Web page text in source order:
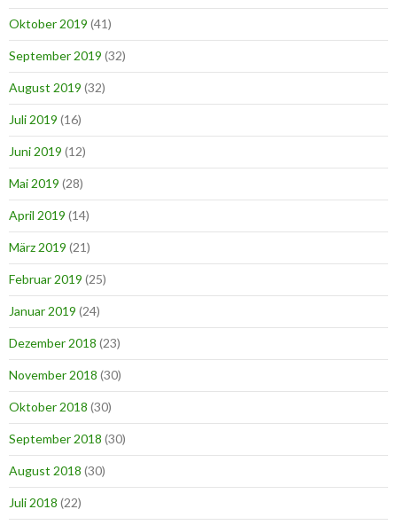
Oktober 2019 (41)
September 2019 (32)
August 2019 (32)
Juli 2019 (16)
Juni 2019 (12)
Mai 2019 (28)
April 2019 (14)
März 2019 (21)
Februar 2019 (25)
Januar 2019 (24)
Dezember 2018 (23)
November 2018 (30)
Oktober 2018 (30)
September 2018 (30)
August 2018 (30)
Juli 2018 (22)